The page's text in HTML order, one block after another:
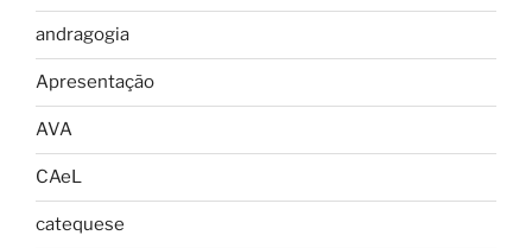
andragogia
Apresentação
AVA
CAeL
catequese